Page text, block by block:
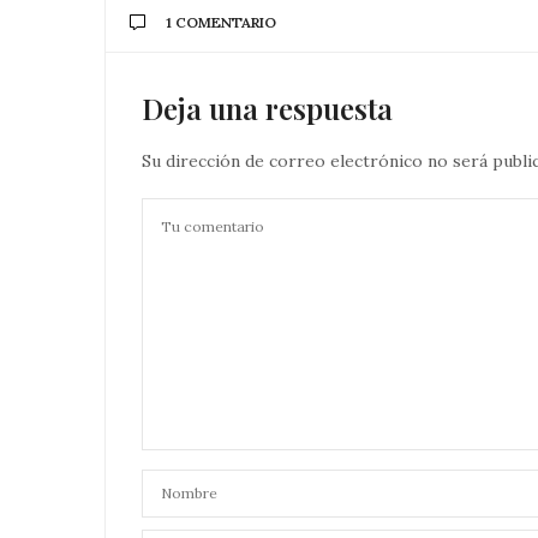
1 COMENTARIO
Deja una respuesta
Su dirección de correo electrónico no será